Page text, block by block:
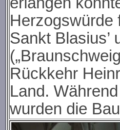
Herzogswürde
Sankt Blasius’
Rückkehr
Land.
wurden die